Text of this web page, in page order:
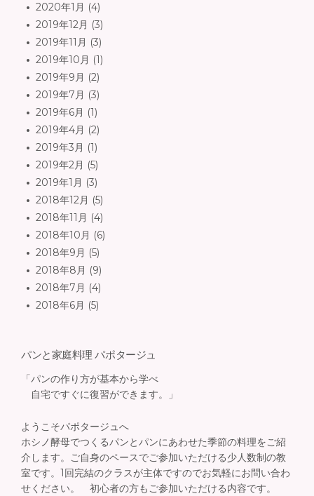
2020年1月 (4)
2019年12月 (3)
2019年11月 (3)
2019年10月 (1)
2019年9月 (2)
2019年7月 (3)
2019年6月 (1)
2019年4月 (2)
2019年3月 (1)
2019年2月 (5)
2019年1月 (3)
2018年12月 (5)
2018年11月 (4)
2018年10月 (6)
2018年9月 (5)
2018年8月 (9)
2018年7月 (4)
2018年6月 (5)
パンと家庭料理 パポタージュ
「パンの作り方が基本から学べ
自宅ですぐに復習ができます。」
ようこそパポタージュへ
ホシノ酵母でつくるパンとパンにあわせた季節の料理をご紹
介します。ご自身のペースでご参加いただける少人数制の教
室です。1回完結のクラスが主体ですのでお気軽にお問い合わ
せください。 初心者の方もご参加いただける内容です。